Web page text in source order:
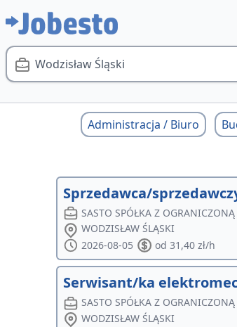
Wodzisław Śląski
Administracja / Biuro
Sprzedawca/
SASTO SPÓŁKA Z
WODZISŁAW ŚLĄSKI
2026-08-05
od 31,40 zł/h
Serwisant/ka
SASTO SPÓŁKA Z
WODZISŁAW ŚLĄSKI